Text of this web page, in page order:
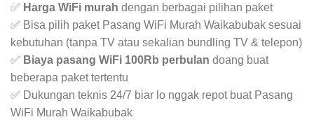
✅ Harga WiFi murah dengan berbagai pilihan paket
✅ Bisa pilih paket Pasang WiFi Murah Waikabubak sesuai
kebutuhan (tanpa TV atau sekalian bundling TV & telepon)
✅ Biaya pasang WiFi 100Rb perbulan doang buat
beberapa paket tertentu
✅ Dukungan teknis 24/7 biar lo nggak repot buat Pasang
WiFi Murah Waikabubak